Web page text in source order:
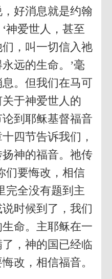
好消息就是约翰
神爱世人，甚至
，叫一切信入祂
远的生命。’毫
。但我们在马可
于神爱世人的
到耶稣基督福音
四节告诉我们，
神的福音。祂传
们要悔改，相信
完全没有题到主
时候到了，我们
命。主耶稣在一
，神的国已经临
改，相信福音。